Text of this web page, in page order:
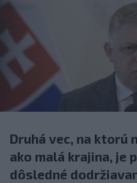
Druhá vec, na ktorú
ako malá krajina, je
dôsledné